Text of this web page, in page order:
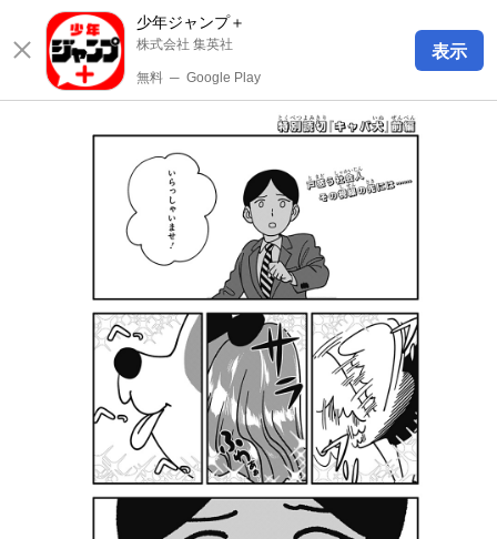
少年ジャンプ＋
株式会社 集英社
無料 ─ Google Play
表示